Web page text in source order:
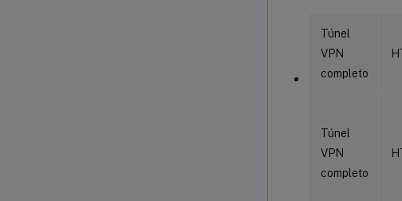
Túnel
VPN
completo
Túnel
VPN
completo